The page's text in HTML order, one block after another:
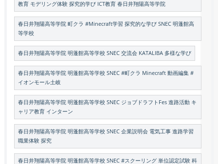
教育 モデリング体験 探究的学び ICT教育 春日井翔陽高等学院
春日井翔陽高等学院 町クラ #Minecraft学習 探究的な学び SNEC 明蓬館高
等学校
春日井翔陽高等学院 明蓬館高等学校 SNEC 交流会 KATALIBA 多様な学び
春日井翔陽高等学院 明蓬館高等学校 SNEC #町クラ Minecraft 動画編集 #
イオンモール土岐
春日井翔陽高等学院 明蓬館高等学校 SNEC ジョブドラフトFes 進路活動 キ
ャリア教育 インターン
春日井翔陽高等学院 明蓬館高等学校 SNEC 企業説明会 電気工事 進路学習
職業体験 探究
春日井翔陽高等学院 明蓬館高等学校 SNEC #スクーリング 単位認定試験 科